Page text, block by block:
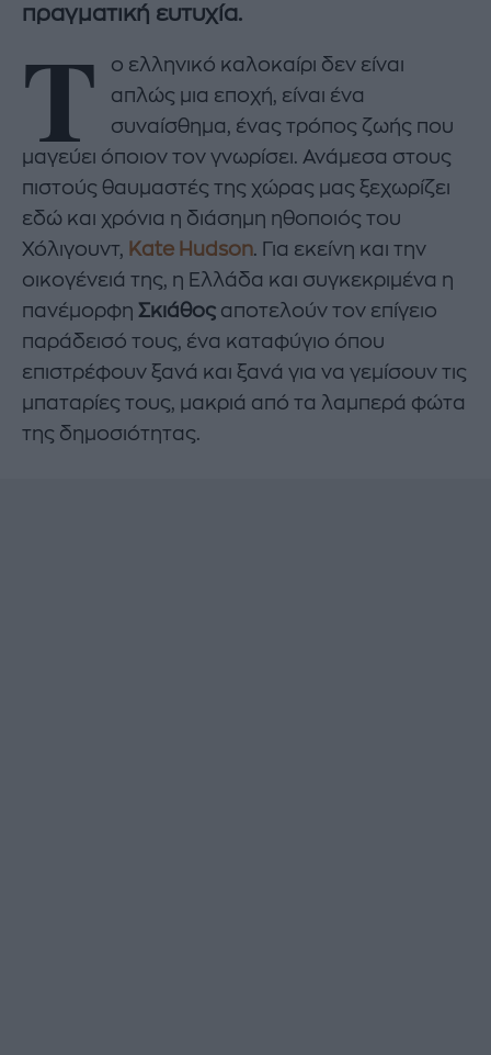
πραγματική ευτυχία.
Τ
ο ελληνικό καλοκαίρι δεν είναι
απλώς μια εποχή, είναι ένα
συναίσθημα, ένας τρόπος ζωής που
μαγεύει όποιον τον γνωρίσει. Ανάμεσα στους
πιστούς θαυμαστές της χώρας μας ξεχωρίζει
εδώ και χρόνια η διάσημη ηθοποιός του
Χόλιγουντ, Kate Hudson. Για εκείνη και την
οικογένειά της, η Ελλάδα και συγκεκριμένα η
πανέμορφη Σκιάθος αποτελούν τον επίγειο
παράδεισό τους, ένα καταφύγιο όπου
επιστρέφουν ξανά και ξανά για να γεμίσουν τις
μπαταρίες τους, μακριά από τα λαμπερά φώτα
της δημοσιότητας.